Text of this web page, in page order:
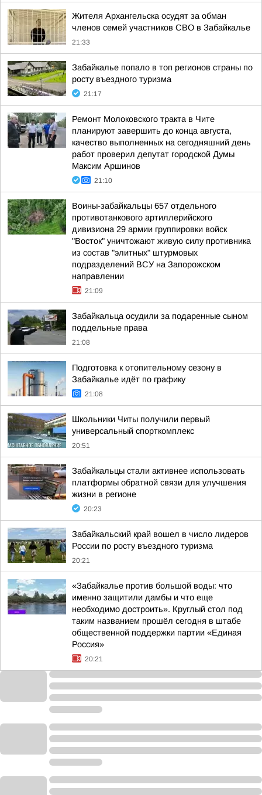
Жителя Архангельска осудят за обман
членов семей участников СВО в Забайкалье
21:33
Забайкалье попало в топ регионов страны по
росту въездного туризма
21:17
Ремонт Молоковского тракта в Чите
планируют завершить до конца августа,
качество выполненных на сегодняшний день
работ проверил депутат городской Думы
Максим Аршинов
21:10
Воины-забайкальцы 657 отдельного
противотанкового артиллерийского
дивизиона 29 армии группировки войск
"Восток" уничтожают живую силу противника
из состав "элитных" штурмовых
подразделений ВСУ на Запорожском
направлении
21:09
Забайкальца осудили за подаренные сыном
поддельные права
21:08
Подготовка к отопительному сезону в
Забайкалье идёт по графику
21:08
Школьники Читы получили первый
универсальный спорткомплекс
20:51
Забайкальцы стали активнее использовать
платформы обратной связи для улучшения
жизни в регионе
20:23
Забайкальский край вошел в число лидеров
России по росту въездного туризма
20:21
«Забайкалье против большой воды: что
именно защитили дамбы и что еще
необходимо достроить». Круглый стол под
таким названием прошёл сегодня в штабе
общественной поддержки партии «Единая
Россия»
20:21